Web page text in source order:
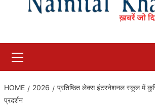
Menu
HOME 2026
प्रतिष्ठित लेक्स इंटरनेशनल स्कूल में
प्रदर्शन